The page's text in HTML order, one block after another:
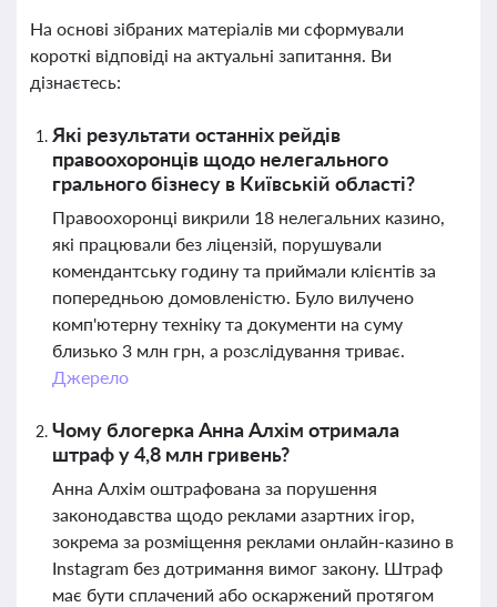
На основі зібраних матеріалів ми сформували
короткі відповіді на актуальні запитання. Ви
дізнаєтесь:
Які результати останніх рейдів
правоохоронців щодо нелегального
грального бізнесу в Київській області?
Правоохоронці викрили 18 нелегальних казино,
які працювали без ліцензій, порушували
комендантську годину та приймали клієнтів за
попередньою домовленістю. Було вилучено
комп'ютерну техніку та документи на суму
близько 3 млн грн, а розслідування триває.
Джерело
Чому блогерка Анна Алхім отримала
штраф у 4,8 млн гривень?
Анна Алхім оштрафована за порушення
законодавства щодо реклами азартних ігор,
зокрема за розміщення реклами онлайн-казино в
Instagram без дотримання вимог закону. Штраф
має бути сплачений або оскаржений протягом